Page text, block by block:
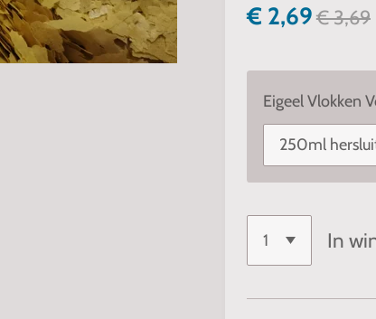
€ 2,69€ 3,69
Eigeel Vlokken
In